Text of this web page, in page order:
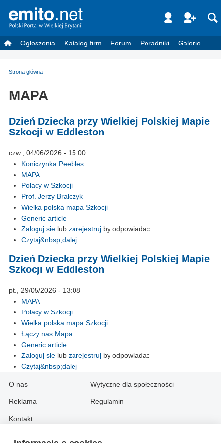
Ogłoszenia Katalog firm Forum Poradniki Galerie
Strona główna
MAPA
Dzień Dziecka przy Wielkiej Polskiej Mapie
Szkocji w Eddleston
czw., 04/06/2026 - 15:00
Koniczynka Peebles
MAPA
Polacy w Szkocji
Prof. Jerzy Bralczyk
Wielka polska mapa Szkocji
Generic article
Zaloguj sie lub zarejestruj by odpowiadac
Czytaj&nbsp;dalej
Dzień Dziecka przy Wielkiej Polskiej Mapie
Szkocji w Eddleston
pt., 29/05/2026 - 13:08
MAPA
Polacy w Szkocji
Wielka polska mapa Szkocji
Łączy nas Mapa
Generic article
Zaloguj sie lub zarejestruj by odpowiadac
Czytaj&nbsp;dalej
O nas
Reklama
Kontakt
Wytyczne dla społeczności
Regulamin